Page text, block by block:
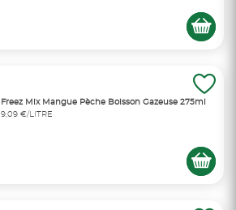
Freez Mix Mangue Pèche Boisson Gazeuse 275ml
9,09 €/LITRE